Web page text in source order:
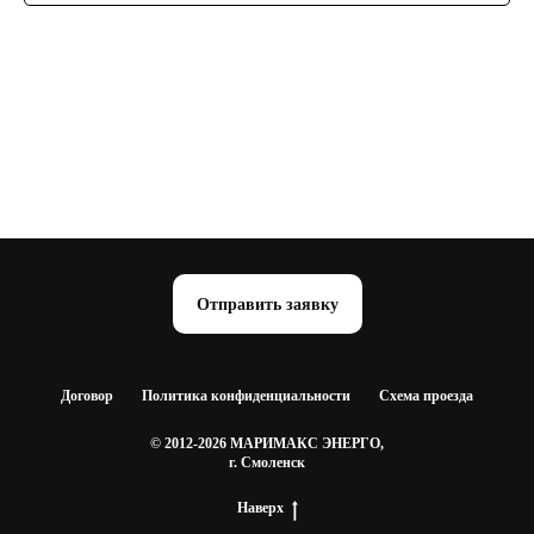
Отправить заявку
Договор Политика конфиденциальности Схема проезда
© 2012-2026 МАРИМАКС ЭНЕРГО,
г. Смоленск
Наверх